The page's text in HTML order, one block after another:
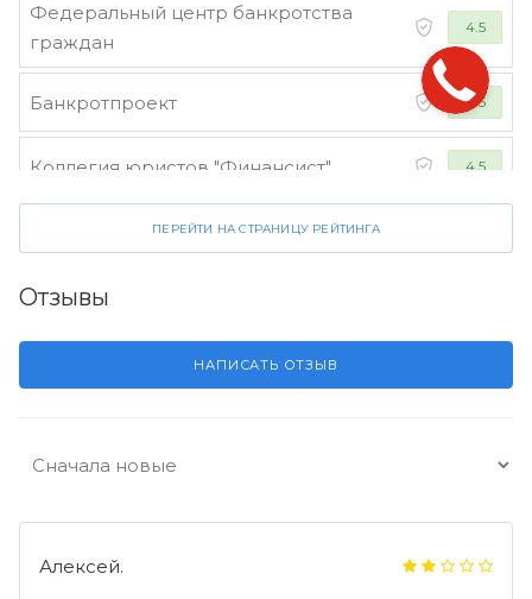
Федеральный центр банкротства
граждан
4.5
Банкротпроект 4.5
Коллегия юристов "Финансист" 4.5
ПЕРЕЙТИ НА СТРАНИЦУ РЕЙТИНГА
Отзывы
НАПИСАТЬ ОТЗЫВ
Алексей.